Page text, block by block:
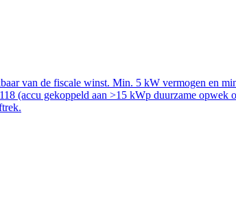
van de fiscale winst. Min. 5 kW vermogen en
(accu gekoppeld aan >15 kWp duurzame